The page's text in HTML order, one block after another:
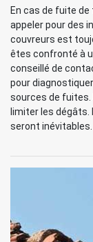
En cas de fuite
appeler pour des
couvreurs est
êtes confronté à
conseillé de
pour
sources de fuites.
limiter les dégâts.
seront inévitables.